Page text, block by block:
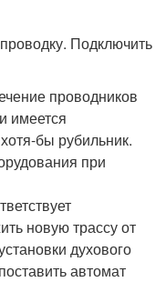
Подключить
проводников
имеется
бы рубильник.
при
новую трассу от
духового
автомат